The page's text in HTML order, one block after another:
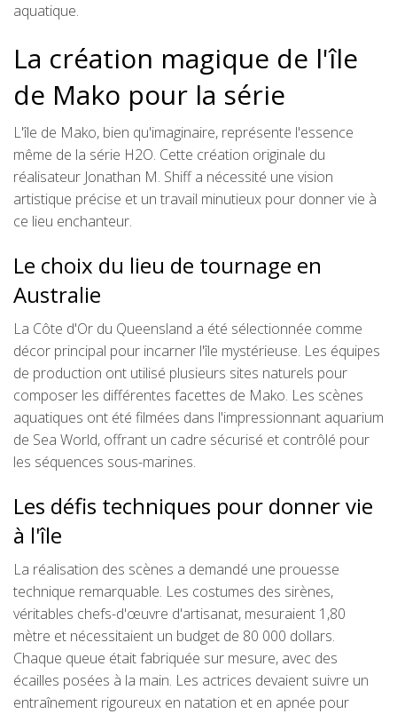
aquatique.
La création magique de l'île
de Mako pour la série
L'île de Mako, bien qu'imaginaire, représente l'essence
même de la série H2O. Cette création originale du
réalisateur Jonathan M. Shiff a nécessité une vision
artistique précise et un travail minutieux pour donner vie à
ce lieu enchanteur.
Le choix du lieu de tournage en
Australie
La Côte d'Or du Queensland a été sélectionnée comme
décor principal pour incarner l'île mystérieuse. Les équipes
de production ont utilisé plusieurs sites naturels pour
composer les différentes facettes de Mako. Les scènes
aquatiques ont été filmées dans l'impressionnant aquarium
de Sea World, offrant un cadre sécurisé et contrôlé pour
les séquences sous-marines.
Les défis techniques pour donner vie
à l'île
La réalisation des scènes a demandé une prouesse
technique remarquable. Les costumes des sirènes,
véritables chefs-d'œuvre d'artisanat, mesuraient 1,80
mètre et nécessitaient un budget de 80 000 dollars.
Chaque queue était fabriquée sur mesure, avec des
écailles posées à la main. Les actrices devaient suivre un
entraînement rigoureux en natation et en apnée pour